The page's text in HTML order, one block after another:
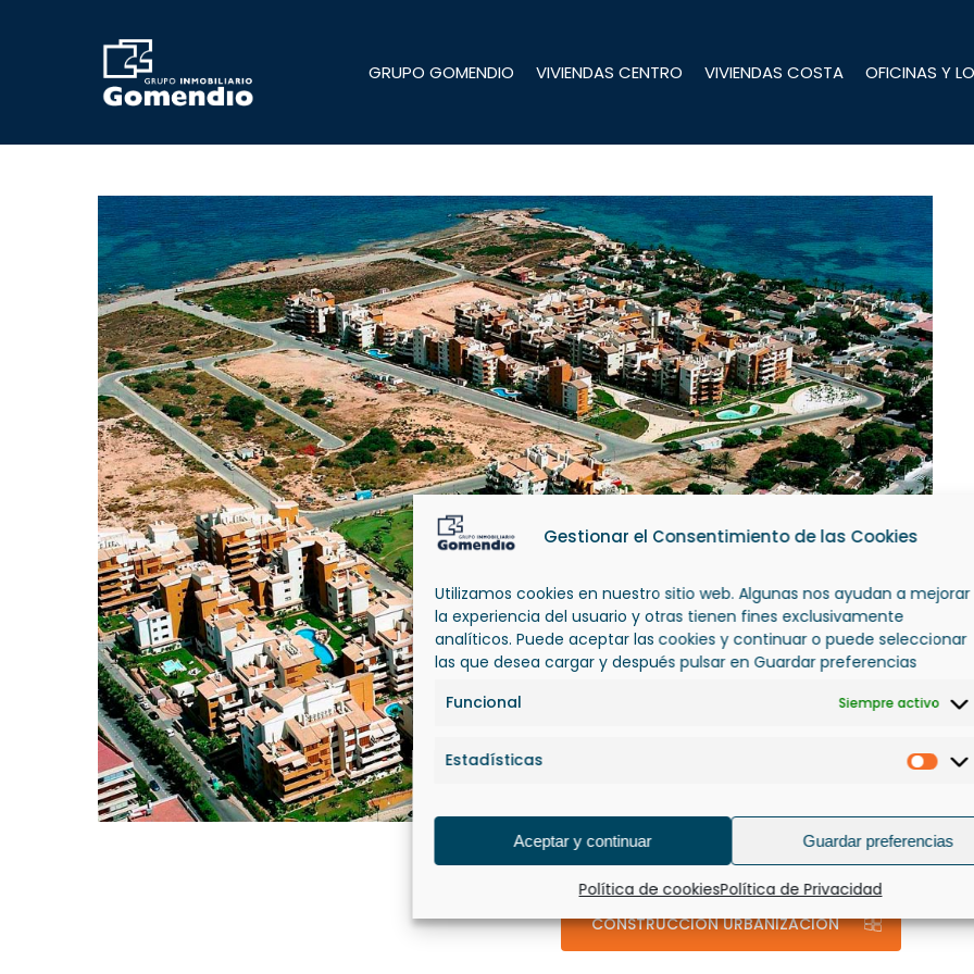
Gestionar el Consentimiento de las Cookies
Utilizamos cookies en nuestro sitio web. Algunas nos ayudan a mejorar
la experiencia del usuario y otras tienen fines exclusivamente
analíticos. Puede aceptar las cookies y continuar o puede seleccionar
las que desea cargar y después pulsar en Guardar preferencias
Funcional
Siempre activo
Estadísticas
Aceptar y continuar Guardar preferencias
Política de cookiesPolítica de Privacidad
GRUPO GOMENDIO VIVIENDAS CENTRO VIVIENDAS COSTA OFICINAS Y
CONSTRUCCIÓN URBANIZACIÓN